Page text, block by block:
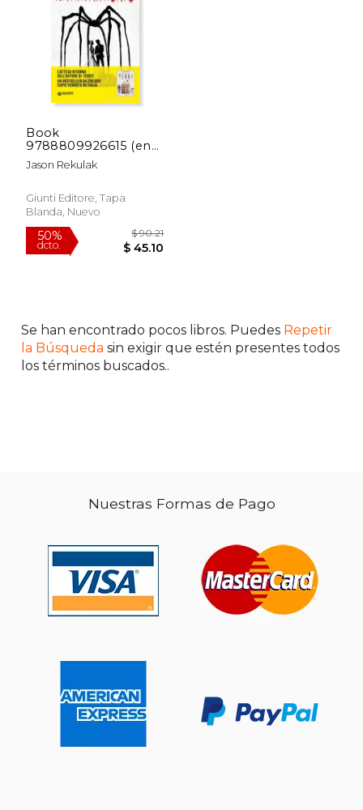
50%
dcto.
$ 62.96
$ 31.48
50%
dcto. $
Book
9788809926615 (en
Italiano)
Jason Rekulak
Giunti Editore, Tapa
Blanda, Nuevo
dcto.
Se han encontrado pocos libros. Puedes Repetir
la Búsqueda sin exigir que estén presentes todos
los términos buscados..
Nuestras Formas de Pago